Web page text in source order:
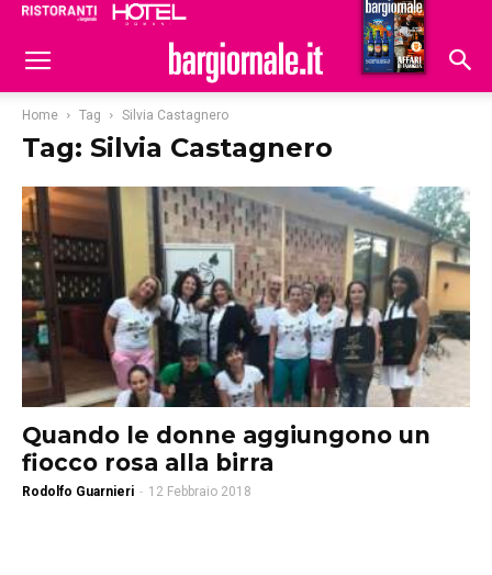
Hoteldomani
Home Tag Silvia Castagnero
Tag: Silvia Castagnero
Quando le donne aggiungono un
fiocco rosa alla birra
Rodolfo Guarnieri - 12 Febbraio 2018